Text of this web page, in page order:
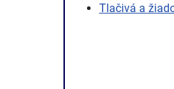
Tlačivá a